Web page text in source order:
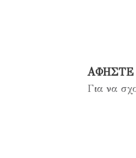
Για να